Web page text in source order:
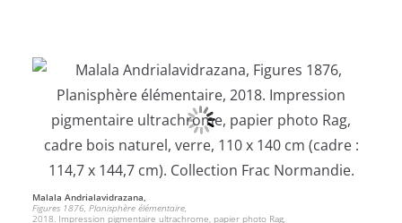
Malala Andrialavidrazana,
Figures 1876, Planisphère élémentaire,
2018. Impression pigmentaire ultrachrome, papier photo Rag,